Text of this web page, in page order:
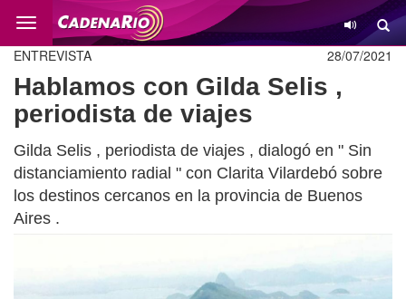
Cambio
28/07/2021
ENTREVISTA
Hablamos con Gilda Selis ,
periodista de viajes
Gilda Selis , periodista de viajes , dialogó en " Sin
distanciamiento radial " con Clarita Vilardebó sobre
los destinos cercanos en la provincia de Buenos
Aires .